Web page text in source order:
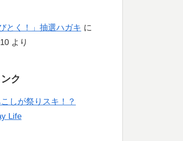
とく！」抽選ハガキ に
より
ク
しが祭りスキ！？
Life